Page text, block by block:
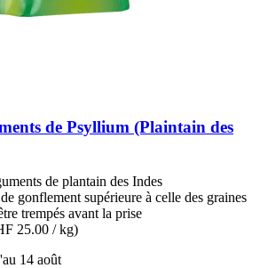
de Psyllium (Plaintain des
de plantain des Indes
gonflement supérieure à celle des graines
trempés avant la prise
25.00 / kg)
14 août